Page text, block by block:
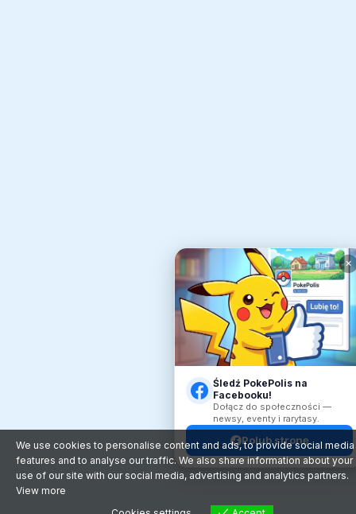
✕
Śledź PokePolis na
Facebooku!
Dołącz do społeczności —
newsy, eventy i rarytasy.
Polub stronę
We use cookies to personalise content and ads, to provide social media
features and to analyse our traffic. We also share information about your
use of our site with our social media, advertising and analytics partners.
View more